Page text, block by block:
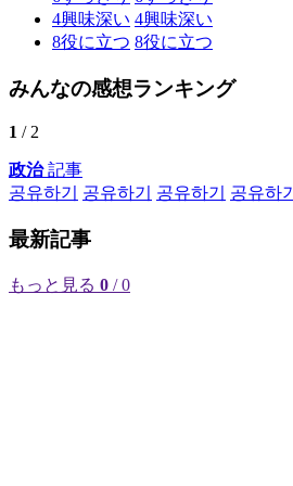
4興味深い 4興味深い
8役に立つ 8役に立つ
みんなの感想ランキング
1 / 2
政治記事
공유하기
공유하기 공유하기 공유하기
最新記事
もっと見る 0 / 0